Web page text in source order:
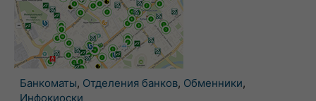
Банкоматы, Отделения банков, Обменники,
Инфокиоски